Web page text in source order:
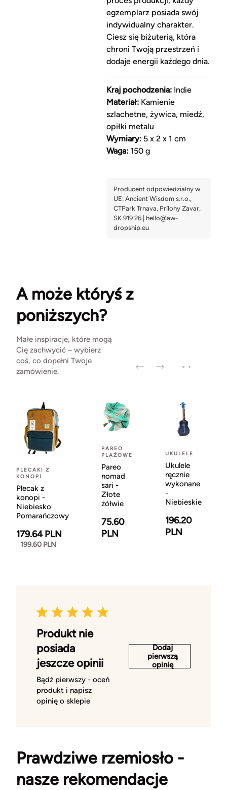
egzemplarz posiada swój
indywidualny charakter.
Ciesz się biżuterią, która
chroni Twoją przestrzeń i
dodaje energii każdego dnia.
Kraj pochodzenia:Indie
Materiał:Kamienie
szlachetne, żywica, miedź,
opiłki metalu
Wymiary:5 x 2 x 1 cm
Waga:150 g
A może któryś z
poniższych?
Małe inspiracje, które mogą
Cię zachwycić – wybierz
coś, co dopełni Twoje
zamówienie.
PLECAKI Z
KONOPI
Plecak z
konopi -
Niebiesko
Pomarańczowy
179.64 PLN
199.60 PLN
PAREO
PLAŻOWE
Pareo
nomad
sari -
Złote
żółwie
75.60
PLN
UKULELE
Ukulele
ręcznie
wykonane
-
Niebieskie
196.20
PLN
Produkt nie
posiada
jeszcze opinii
Bądź pierwszy - oceń
produkt i napisz
opinię o sklepie
Dodaj
pierwszą
opinię
Prawdziwe rzemiosło -
nasze rekomendacje